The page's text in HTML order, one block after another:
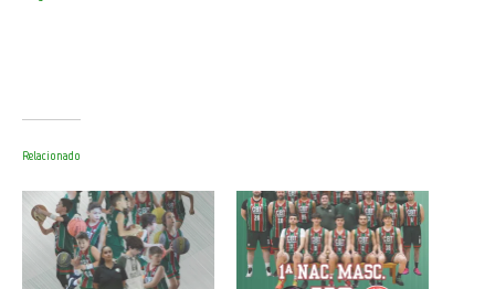
Relacionado